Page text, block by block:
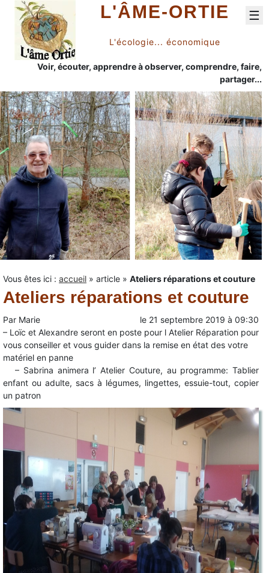
L'ÂME-ORTIE
L'écologie... économique
Voir, écouter, apprendre à observer, comprendre, faire,
partager...
☰
Vous êtes ici : accueil » article » Ateliers réparations et couture
Ateliers réparations et couture
Par Marie le 21 septembre 2019 à 09:30
– Loïc et Alexandre seront en poste pour l Atelier Réparation pour
vous conseiller et vous guider dans la remise en état des votre
matériel en panne
– Sabrina animera l’ Atelier Couture, au programme: Tablier
enfant ou adulte, sacs à légumes, lingettes, essuie-tout, copier
un patron